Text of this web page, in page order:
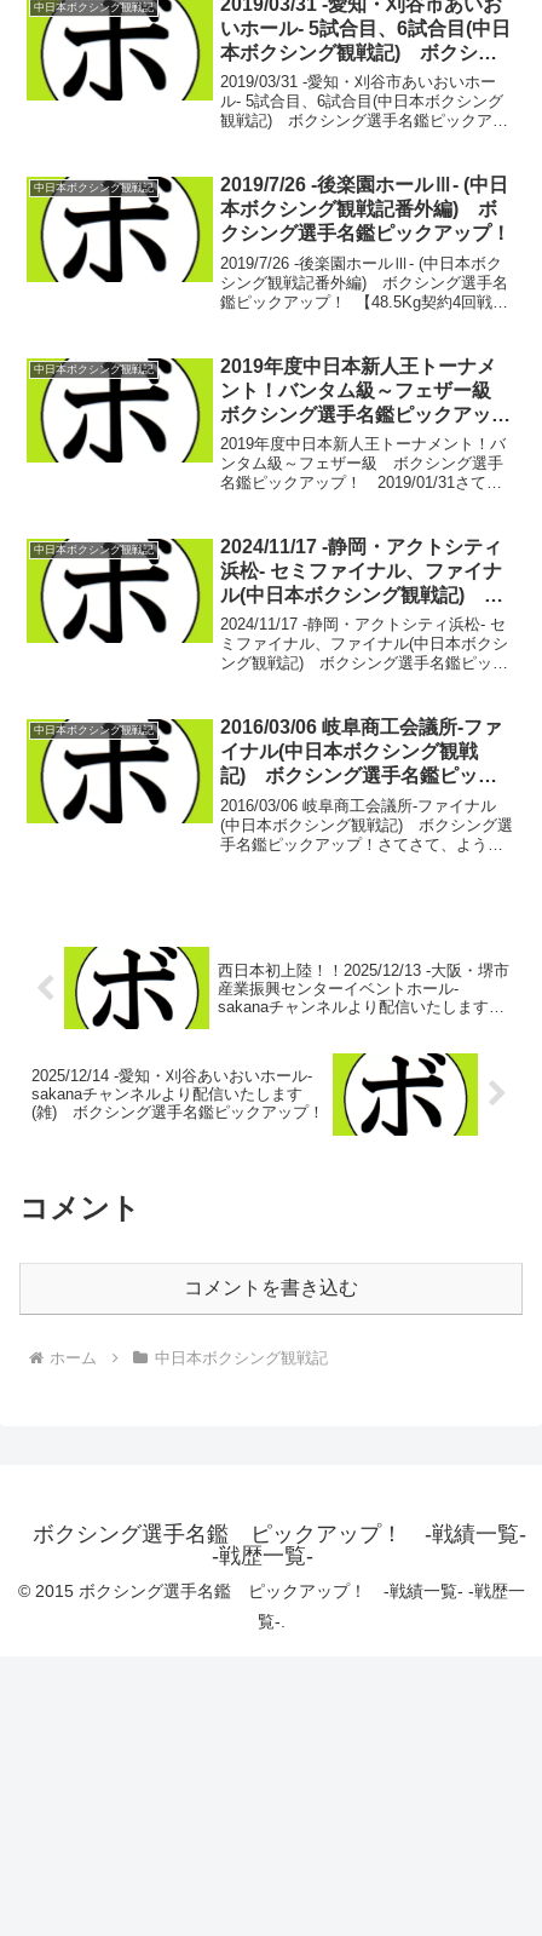
す...
中日本ボクシング観戦記
2019/03/31 -愛知・刈谷市あいお
いホール- 5試合目、6試合目(中日
本ボクシング観戦記) ボクシン
グ選手名鑑ピックアップ！
2019/03/31 -愛知・刈谷市あいおいホー
ル- 5試合目、6試合目(中日本ボクシング
観戦記) ボクシング選手名鑑ピックアッ
寺) vs 上原 大樹(伊豆)能嶋 ...
中日本ボクシング観戦記
2019/7/26 -後楽園ホールⅢ- (中日
本ボクシング観戦記番外編) ボ
クシング選手名鑑ピックアップ！
2019/7/26 -後楽園ホールⅢ- (中日本ボク
シング観戦記番外編) ボクシング選手名
鑑ピックアップ！ 【48.5Kg契約4回戦】
7勝(3KO)4...
中日本ボクシング観戦記
2019年度中日本新人王トーナメ
ント！バンタム級～フェザー級
ボクシング選手名鑑ピックアッ
プ！ 2019/01/31
2019年度中日本新人王トーナメント！バ
ンタム級～フェザー級 ボクシング選手
名鑑ピックアップ！ 2019/01/31さてさ
な見どころを紹介！バンタム級≪エント
リー≫テル...
中日本ボクシング観戦記
2024/11/17 -静岡・アクトシティ
浜松- セミファイナル、ファイナ
ル(中日本ボクシング観戦記) ボ
クシング選手名鑑ピックアップ！
2024/11/17 -静岡・アクトシティ浜松- セ
ミファイナル、ファイナル(中日本ボクシ
ング観戦記) ボクシング選手名鑑ピック
を刺し合う立ち上がり。...
中日本ボクシング観戦記
2016/03/06 岐阜商工会議所-ファ
イナル(中日本ボクシング観戦
記) ボクシング選手名鑑ピック
アップ！
2016/03/06 岐阜商工会議所-ファイナル
(中日本ボクシング観戦記) ボクシング選
手名鑑ピックアップ！さてさて、ようや
西日本初上陸！！2025/12/13 -大阪・堺市
産業振興センターイベントホール-
sakanaチャンネルより配信いたします
2025/12/14 -愛知・刈谷あいおいホール-
sakanaチャンネルより配信いたします
(雑) ボクシング選手名鑑ピックアップ！
コメント
コメントを書き込む
ホーム 中日本ボクシング観戦記
ボクシング選手名鑑 ピックアップ！ -戦績一覧-
-戦歴一覧-
© 2015 ボクシング選手名鑑 ピックアップ！ -戦績一覧- -戦歴一
覧-.